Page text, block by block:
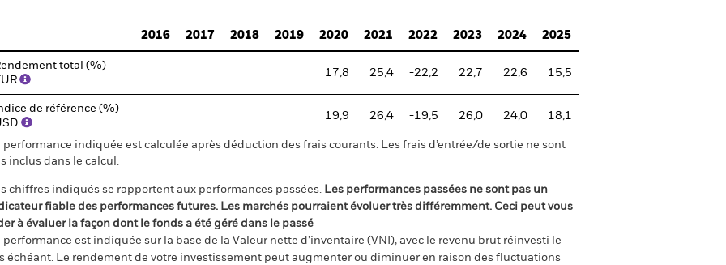
2016
2017 2018 2019 2020 2021 2022 2023 2024 2025
total (%)
17,8 25,4 -22,2 22,7 22,6 15,5
de référence (%)
19,9 26,4 -19,5 26,0 24,0 18,1
performance indiquée est calculée après déduction des frais courants. Les frais d’entrée/de sortie ne sont
inclus dans le calcul.
chiffres indiqués se rapportent aux performances passées. Les performances passées ne sont pas un
fiable des performances futures. Les marchés pourraient évoluer très différemment. Ceci peut vous
à évaluer la façon dont le fonds a été géré dans le passé
performance est indiquée sur la base de la Valeur nette d’inventaire (VNI), avec le revenu brut réinvesti le
échéant. Le rendement de votre investissement peut augmenter ou diminuer en raison des fluctuations